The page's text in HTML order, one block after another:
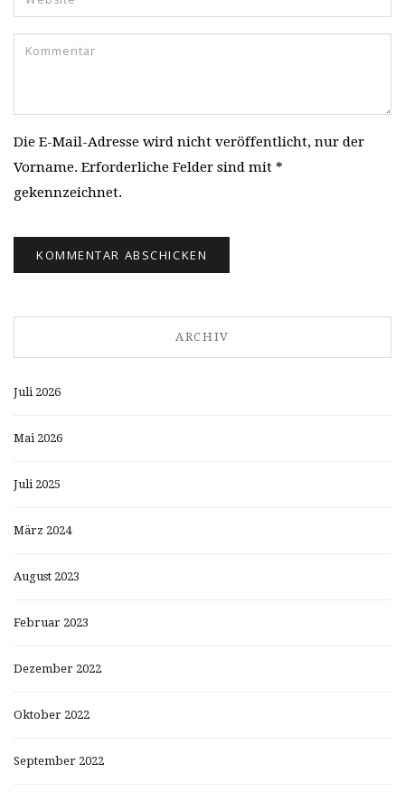
Die E-Mail-Adresse wird nicht veröffentlicht, nur der
Vorname. Erforderliche Felder sind mit *
gekennzeichnet.
ARCHIV
Juli 2026
Mai 2026
Juli 2025
März 2024
August 2023
Februar 2023
Dezember 2022
Oktober 2022
September 2022